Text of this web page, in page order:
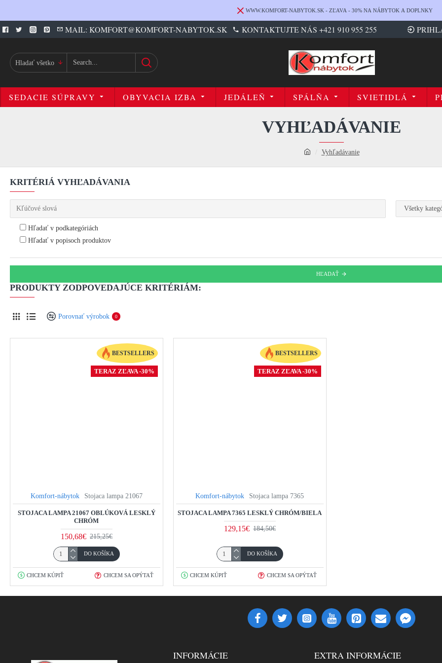
WWW.KOMFORT-NABYTOK.SK - ZĽAVA - 30% NA NÁBYTOK A DOPLNKY
MAIL: KOMFORT@KOMFORT-NABYTOK.SK KONTAKTUJTE NÁS +421 910 955 255
Hladať všetko
SEDACIE SÚPRAVY OBYVACIA IZBA JEDÁLEŇ SPÁLŇA SVIETIDLÁ
Vyhľadávanie
VYHĽADÁVANIE
KRITÉRIÁ VYHĽADÁVANIA
Hľadať v podkategóriách
Hľadať v popisoch produktov
HĽADAŤ
PRODUKTY ZODPOVEDAJÚCE KRITÉRIÁM:
Porovnať výrobok 0
BESTSELLERS
TERAZ ZĽAVA -30%
Komfort-nábytok Stojaca lampa 21067
STOJACA LAMPA 21067 OBLÚKOVÁ LESKLÝ
CHRÓM
150,68€ 215,25€
DO KOŠÍKA
CHCEM KÚPIŤ CHCEM SA OPÝTAŤ
BESTSELLERS
TERAZ ZĽAVA -30%
Komfort-nábytok Stojaca lampa 7365
STOJACA LAMPA 7365 LESKLÝ CHRÓM/BIELA
129,15€ 184,50€
DO KOŠÍKA
CHCEM KÚPIŤ CHCEM SA OPÝTAŤ
INFORMÁCIE EXTRA INFORMÁCIE